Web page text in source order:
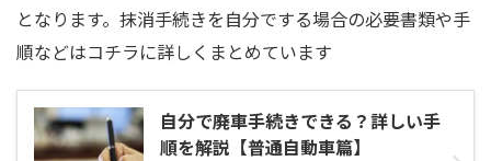
となります。抹消手続きを自分でする場合の必要書類や手
順などはコチラに詳しくまとめています
自分で廃車手続きできる？詳しい手
順を解説【普通自動車篇】